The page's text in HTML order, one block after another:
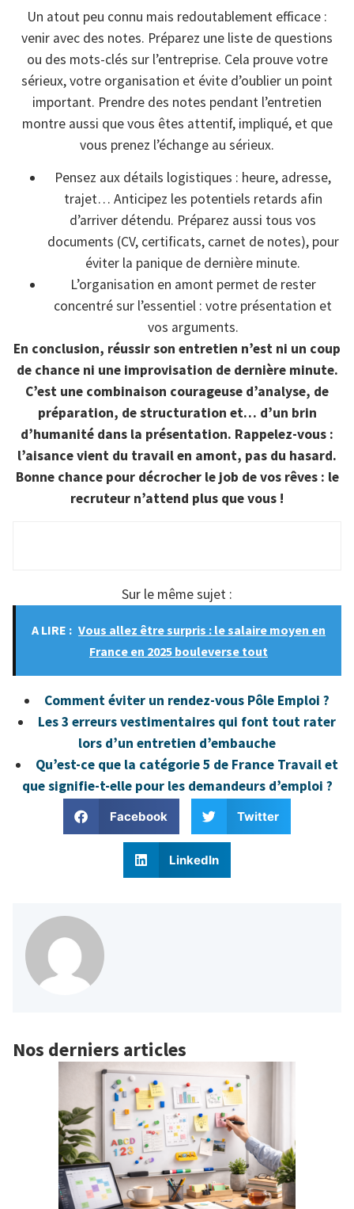
Un atout peu connu mais redoutablement efficace :
venir avec des notes. Préparez une liste de questions
ou des mots-clés sur l’entreprise. Cela prouve votre
sérieux, votre organisation et évite d’oublier un point
important. Prendre des notes pendant l’entretien
montre aussi que vous êtes attentif, impliqué, et que
vous prenez l’échange au sérieux.
Pensez aux détails logistiques : heure, adresse,
trajet… Anticipez les potentiels retards afin
d’arriver détendu. Préparez aussi tous vos
documents (CV, certificats, carnet de notes), pour
éviter la panique de dernière minute.
L’organisation en amont permet de rester
concentré sur l’essentiel : votre présentation et
vos arguments.
En conclusion, réussir son entretien n’est ni un coup
de chance ni une improvisation de dernière minute.
C’est une combinaison courageuse d’analyse, de
préparation, de structuration et… d’un brin
d’humanité dans la présentation. Rappelez-vous :
l’aisance vient du travail en amont, pas du hasard.
Bonne chance pour décrocher le job de vos rêves : le
recruteur n’attend plus que vous !
Sur le même sujet :
A LIRE : Vous allez être surpris : le salaire moyen en
France en 2025 bouleverse tout
Comment éviter un rendez-vous Pôle Emploi ?
Les 3 erreurs vestimentaires qui font tout rater
lors d’un entretien d’embauche
Qu’est-ce que la catégorie 5 de France Travail et
que signifie-t-elle pour les demandeurs d’emploi ?
Facebook Twitter
LinkedIn
Nos derniers articles